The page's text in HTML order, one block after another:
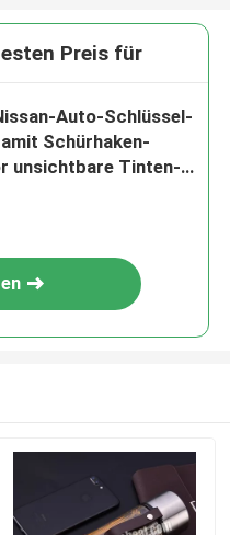
Preis für
Auto-Schlüssel-
Schürhaken-
unsichtbare Tinten-